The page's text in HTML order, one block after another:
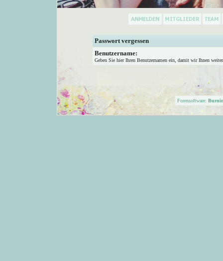
Passwort vergessen
Benutzername:
Geben Sie hier Ihren Benutzernamen ein, damit wir Ihnen
Forensoftware: